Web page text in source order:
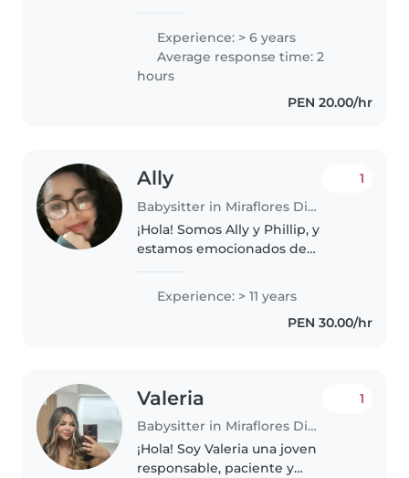
familiares y conocidos. Tengo
experiencia cuidando desde
recién nacidos hasta niños de
unos..
Experience: > 6 years
Average response time: 2
hours
PEN 20.00/hr
Ally
Babysitter in Miraflores District
1
¡Hola! Somos Ally y Phillip, y
estamos emocionados de
familiar en Miraflores. Imagina
que tu hijo o hija pase el día en..
Experience: > 11 years
PEN 30.00/hr
Valeria
Babysitter in Miraflores District
1
¡Hola! Soy Valeria una joven
responsable, paciente y